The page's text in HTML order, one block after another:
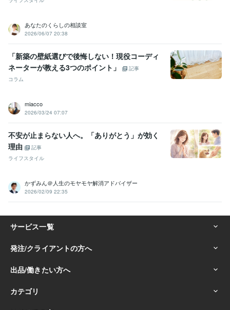
あなたのくらしの相談室
2026/06/07 20:38
「新築の壁紙選びで後悔しない！現役コーディ
ネーターが教える3つのポイント」
記事
コラム
miacco
2026/03/24 07:07
不安が止まらない人へ。「ありがとう」が効く
理由
記事
ライフスタイル
かずみん＠人生のモヤモヤ解消アドバイザー
2026/02/09 22:35